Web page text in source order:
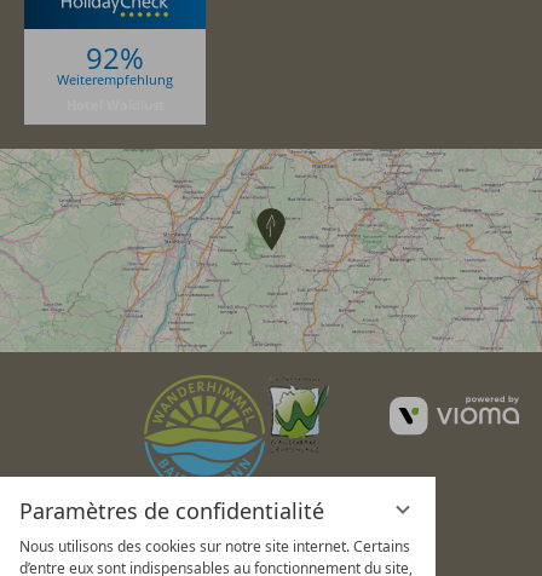
Paramètres de confidentialité
Nous utilisons des cookies sur notre site internet. Certains
d’entre eux sont indispensables au fonctionnement du site,
92%
Weiterempfehlung